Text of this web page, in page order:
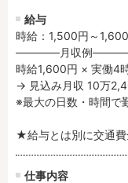
給与
時給：1,500円～
――――月収例
時給1,600円 × 実働4
→ 見込み月収 10万
※最大の日数・時間で
★給与とは別に交通費
仕事内容
13時以降スタート
実働5時間以内
土日祝のお仕事
時給1600円～
社会保険完備
資格不問
男性保育士
オープニング求人